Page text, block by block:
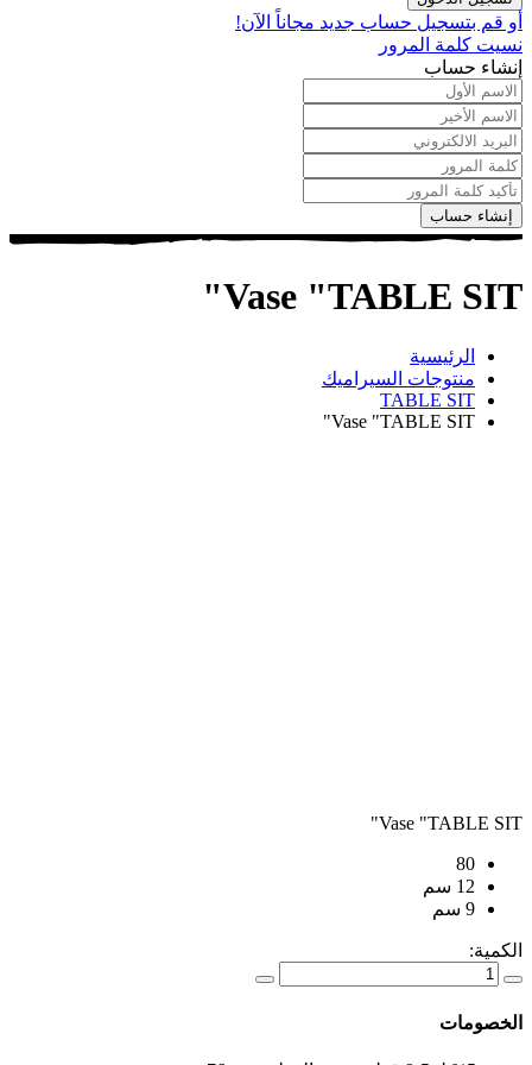
بتسجيل حساب جديد مجاناً الآن!
المرور
حساب
حساب
Vase "TABLE
الرئيسية
منتوجات السيراميك
TABLE SIT
Vase "TABLE SIT"
Vase